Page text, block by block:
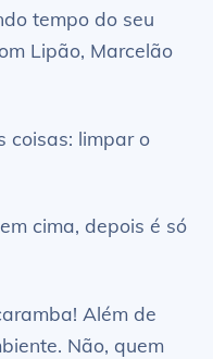
tempo do seu
Lipão, Marcelão
coisas: limpar o
cima, depois é só
Além de
Não, quem